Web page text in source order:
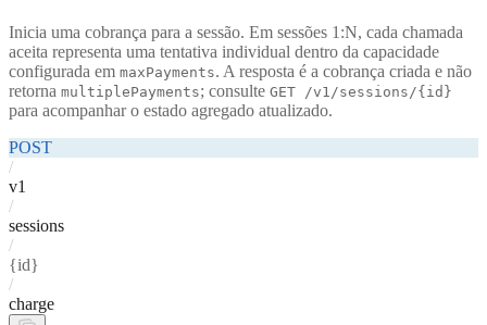
Inicia uma cobrança para a sessão. Em sessões 1:N, cada chamada
aceita representa uma tentativa individual dentro da capacidade
configurada em maxPayments. A resposta é a cobrança criada e não
retorna multiplePayments; consulte GET /v1/sessions/{id}
para acompanhar o estado agregado atualizado.
POST
/
v1
/
sessions
/
{id}
/
charge